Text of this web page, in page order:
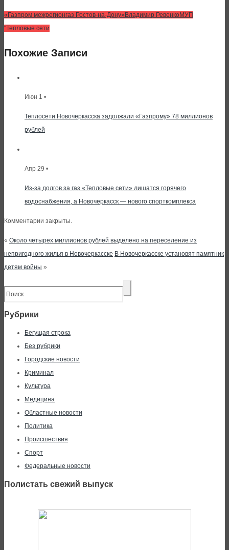
«Газпром межрегионгаз Ростов-на-Дону» Владимир РевенкоМУП
"Тепловые сети
Похожие Записи
Июн 1 •
Теплосети Новочеркасска задолжали «Газпрому» 78 миллионов
рублей
Апр 29 •
Из-за долгов за газ «Тепловые сети» лишатся горячего
водоснабжения, а Новочеркасск — нового спорткомплекса
Комментарии закрыты.
« Около четырех миллионов рублей выделено на переселение из
непригодного жилья в Новочеркасске В Новочеркасске установят памятник
детям войны »
Рубрики
Бегущая строка
Без рубрики
Городские новости
Криминал
Культура
Медицина
Областные новости
Политика
Происшествия
Спорт
Федеральные новости
Полистать свежий выпуск